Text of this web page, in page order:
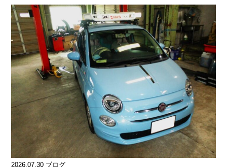
2026.07.30 ブログ